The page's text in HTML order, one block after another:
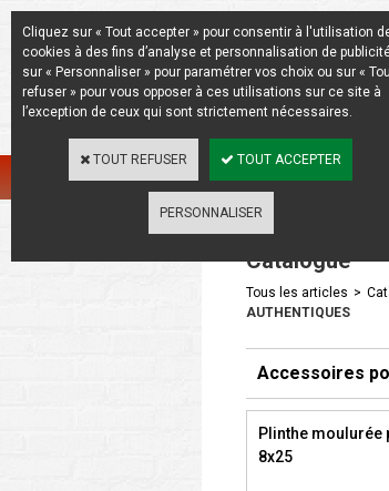
La Beauté de
CATALOGUE
Catalogue
Tous les articles >
AUTHENTIQUES
Accessoires
Plinthe moulurée
8x25
Cliquez sur « Tout accepter » pour consentir à l'utilisation
cookies à des fins d’analyse et personnalisation de
sur « Personnaliser » pour paramétrer vos choix ou sur «
refuser » pour vous opposer à ces utilisations sur ce site à
l’exception de ceux qui sont strictement nécessaires.
TOUT REFUSER TOUT ACCEPTER
PERSONNALISER